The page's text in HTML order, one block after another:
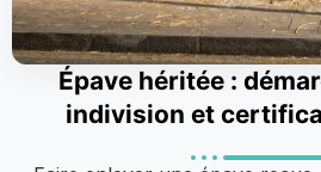
Épave héritée :
indivision et